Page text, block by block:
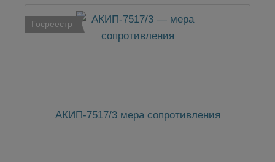
Госреестр
АКИП-7517/3 мера сопротивления